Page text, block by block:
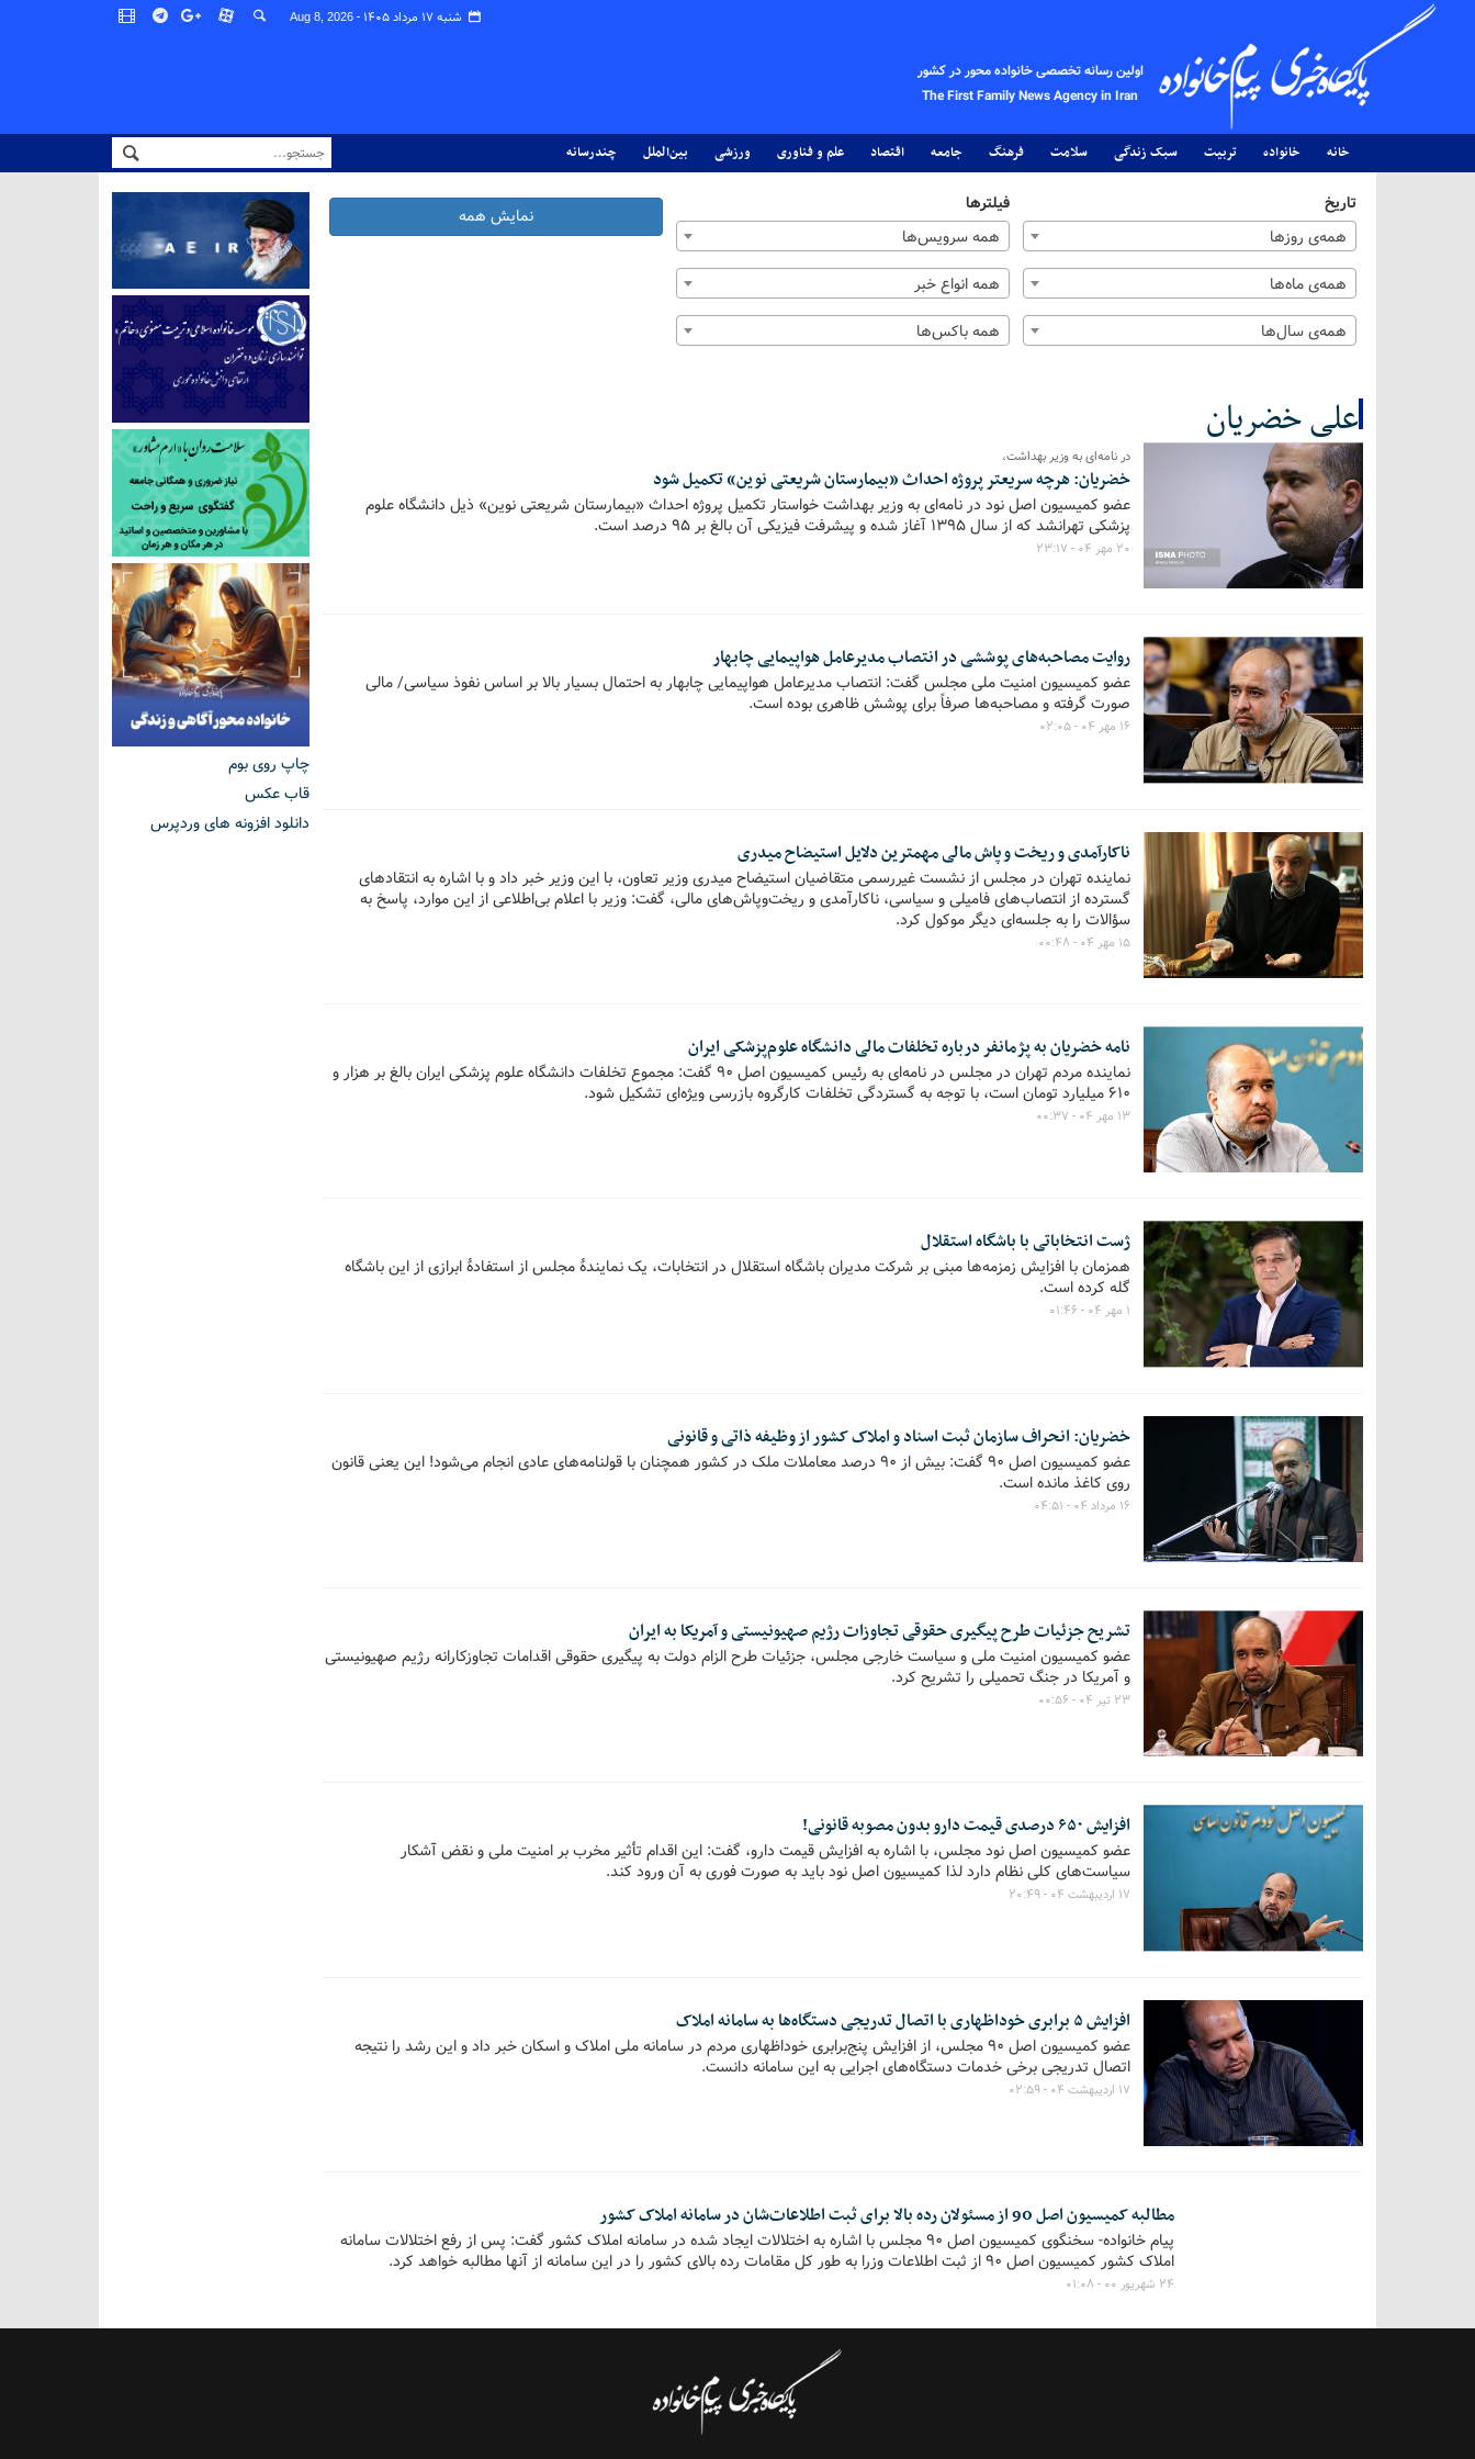
شنبه ۱۷ مرداد ۱۴۰۵ - Aug 8, 2026
اولین رسانه تخصصی خانواده محور در کشور
The First Family News Agency in Iran
خانه خانواده تربیت سبک زندگی سلامت فرهنگ جامعه اقتصاد علم و فناوری ورزشی بین‌الملل چندرسانه
تاریخ
همه‌ی روزها
همه‌ی ماه‌ها
همه‌ی سال‌ها
فیلترها
همه سرویس‌ها
همه انواع خبر
همه باکس‌ها
نمایش همه
علی خضریان
کل اخبار:10 در نامه‌ای به وزیر بهداشت،
خضریان: هرچه سریعتر پروژه احداث «بیمارستان شریعتی نوین» تکمیل شود
عضو کمیسیون اصل نود در نامه‌ای به وزیر بهداشت خواستار تکمیل پروژه احداث «بیمارستان شریعتی نوین» ذیل دانشگاه علوم
پزشکی تهرانشد که از سال ۱۳۹۵ آغاز شده و پیشرفت فیزیکی آن بالغ بر ۹۵ درصد است.
۲۰ مهر ۰۴ - ۲۳:۱۷
روایت مصاحبه‌های پوششی در انتصاب مدیرعامل هواپیمایی چابهار
عضو کمیسیون امنیت ملی مجلس گفت: انتصاب مدیرعامل هواپیمایی چابهار به احتمال بسیار بالا بر اساس نفوذ سیاسی/ مالی
صورت گرفته و مصاحبه‌ها صرفاً برای پوشش ظاهری بوده‌ است.
۱۶ مهر ۰۴ - ۰۲:۰۵
ناکارآمدی و ریخت و پاش مالی مهمترین دلایل استیضاح میدری
نماینده تهران در مجلس از نشست غیررسمی متقاضیان استیضاح میدری وزیر تعاون، با این وزیر خبر داد و با اشاره به انتقادهای
گسترده از انتصاب‌های فامیلی و سیاسی، ناکارآمدی و ریخت‌وپاش‌های مالی، گفت‌: وزیر با اعلام بی‌اطلاعی از این موارد، پاسخ به
سؤالات را به جلسه‌ای دیگر موکول کرد.
۱۵ مهر ۰۴ - ۰۰:۴۸
نامه خضریان به پژمانفر درباره تخلفات مالی دانشگاه علوم‌پزشکی ایران
نماینده مردم تهران در مجلس در نامه‌ای به رئیس کمیسیون اصل ۹۰ گفت: مجموع تخلفات دانشگاه علوم پزشکی ایران بالغ بر هزار و
۶۱۰ میلیارد تومان است، با توجه به گستردگی تخلفات کارگروه بازرسی ویژه‌ای تشکیل شود.
۱۳ مهر ۰۴ - ۰۰:۳۷
ژست انتخاباتی با باشگاه استقلال
همزمان با افزایش زمزمه‌ها مبنی بر شرکت مدیران باشگاه استقلال در انتخابات، یک نمایندۀ مجلس از استفادۀ ابرازی از این باشگاه
گله کرده است.
۱ مهر ۰۴ - ۰۱:۴۶
خضریان: انحراف سازمان ثبت اسناد و املاک کشور از وظیفه ذاتی و قانونی
عضو کمیسیون اصل ۹۰ گفت: بیش از ۹۰ درصد معاملات ملک در کشور همچنان با قولنامه‌های عادی انجام می‌شود! این یعنی قانون
روی کاغذ مانده است.
۱۶ مرداد ۰۴ - ۰۴:۵۱
تشریح جزئیات طرح پیگیری حقوقی تجاوزات رژیم صهیونیستی و آمریکا به ایران
عضو کمیسیون امنیت ملی و سیاست خارجی مجلس، جزئیات طرح الزام دولت به پیگیری حقوقی اقدامات تجاوزکارانه رژیم صهیونیستی
و آمریکا در جنگ تحمیلی را تشریح کرد.
۲۳ تیر ۰۴ - ۰۰:۵۶
افزایش ۶۵۰ درصدی قیمت دارو بدون مصوبه قانونی!
عضو کمیسیون اصل نود مجلس، با اشاره به افزایش قیمت دارو، گفت: این اقدام تأثیر مخرب بر امنیت ملی و نقض آشکار
سیاست‌های کلی نظام دارد لذا کمیسیون اصل نود باید به صورت فوری به آن ورود کند.
۱۷ اردیبهشت ۰۴ - ۲۰:۴۹
افزایش ۵ برابری خوداظهاری با اتصال تدریجی دستگاه‌ها به سامانه املاک
عضو کمیسیون اصل ۹۰ مجلس، از افزایش پنج‌برابری خوداظهاری مردم در سامانه ملی املاک و اسکان خبر داد و این رشد را نتیجه
اتصال تدریجی برخی خدمات دستگاه‌های اجرایی به این سامانه دانست.
۱۷ اردیبهشت ۰۴ - ۰۲:۵۹
مطالبه کمیسیون اصل 90 از مسئولان رده بالا برای ثبت اطلاعات‌شان در سامانه املاک کشور
پیام خانواده- سخنگوی کمیسیون اصل 90 مجلس با اشاره به اختلالات ایجاد شده در سامانه املاک کشور گفت: پس از رفع اختلالات سامانه
املاک کشور کمیسیون اصل 90 از ثبت اطلاعات وزرا به طور کل مقامات رده بالای کشور را در این سامانه از آنها مطالبه خواهد کرد.
۲۴ شهریور ۰۰ - ۰۱:۰۸
چاپ روی بوم
قاب عکس
دانلود افزونه های وردپرس